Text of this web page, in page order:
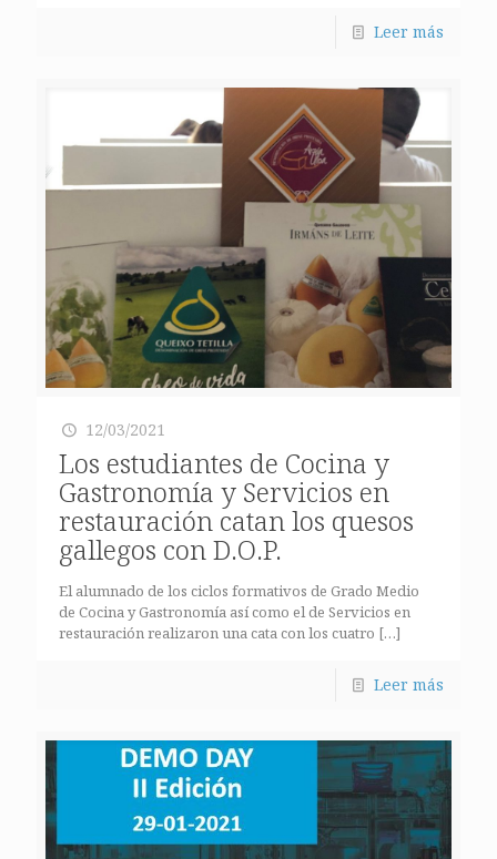
Leer más
12/03/2021
Los estudiantes de Cocina y
Gastronomía y Servicios en
restauración catan los quesos
gallegos con D.O.P.
El alumnado de los ciclos formativos de Grado Medio
de Cocina y Gastronomía así como el de Servicios en
restauración realizaron una cata con los cuatro […]
Leer más